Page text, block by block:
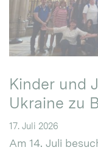
Kinder und
Ukraine zu
17. Juli 2026
Am 14. Juli